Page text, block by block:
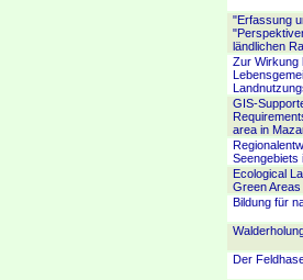
"Erfassung
ländlichen
Zur Wirkung
GIS-
area in
Seengebiets
Ecological
Green Areas
Bildung für
Der